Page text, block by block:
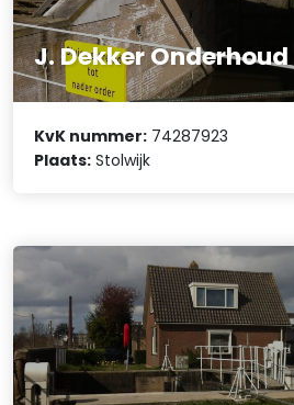
J. Dekker Onderhoud
KvK nummer: 74287923
Plaats: Stolwijk